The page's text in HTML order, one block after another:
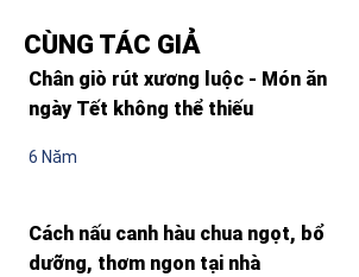
CÙNG TÁC GIẢ
Chân giò rút xương luộc - Món ăn
ngày Tết không thể thiếu
6 Năm
Cách nấu canh hàu chua ngọt, bổ
dưỡng, thơm ngon tại nhà